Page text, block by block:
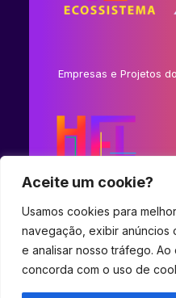
Aceite um cookie?
Usamos cookies para
navegação, exibir anúncios
e analisar nosso tráfego.
concorda com o uso de
Empresas e Projetos
© 2023